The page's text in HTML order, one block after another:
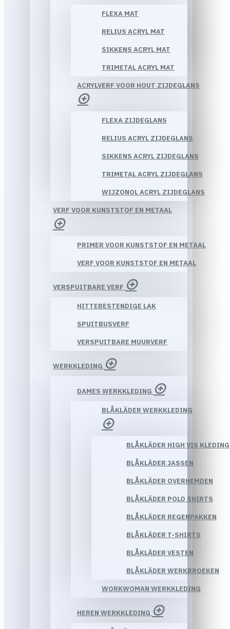
FLEXA MAT
RELIUS ACRYL MAT
SIKKENS ACRYL MAT
TRIMETAL ACRYL MAT
ACRYLVERF VOOR HOUT ZIJDEGLANS
FLEXA ZIJDEGLANS
RELIUS ACRYL ZIJDEGLANS
SIKKENS ACRYL ZIJDEGLANS
TRIMETAL ACRYL ZIJDEGLANS
WIJZONOL ACRYL ZIJDEGLANS
VERF VOOR KUNSTSTOF EN METAAL
PRIMER VOOR KUNSTSTOF EN METAAL
VERF VOOR KUNSTSTOF EN METAAL
VERSPUITBARE VERF
HITTEBESTENDIGE LAK
SPUITBUSVERF
VERSPUITBARE MUURVERF
WERKKLEDING
DAMES WERKKLEDING
BLÅKLÄDER WERKKLEDING
BLÅKLÄDER HIGH VIS KLEDING
BLÅKLÄDER JASSEN
BLÅKLÄDER OVERHEMDEN
BLÅKLÄDER POLO SHIRTS
BLÅKLÄDER REGENPAKKEN
BLÅKLÄDER T-SHIRTS
BLÅKLÄDER VESTEN
BLÅKLÄDER WERKBROEKEN
WORKWOMAN WERKKLEDING
HEREN WERKKLEDING